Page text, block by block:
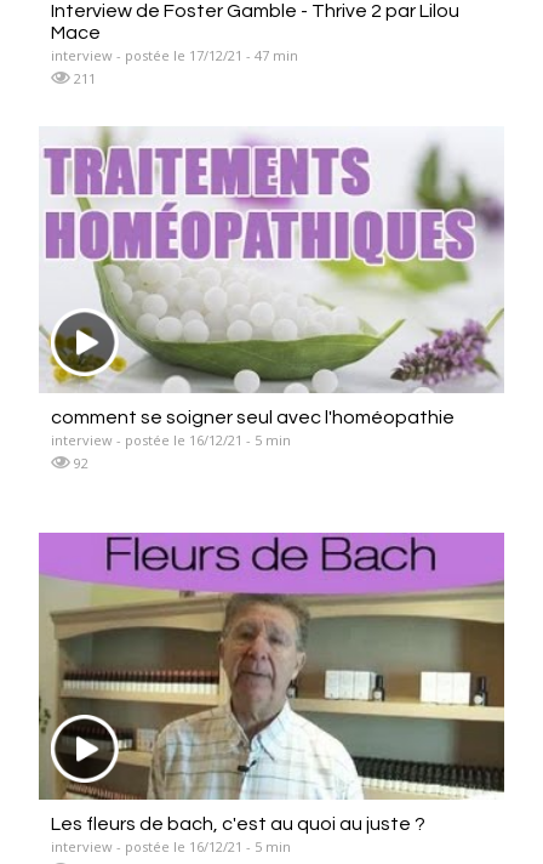
Interview de Foster Gamble - Thrive 2 par Lilou
Mace
interview - postée le 17/12/21 - 47 min
211
comment se soigner seul avec l'homéopathie
interview - postée le 16/12/21 - 5 min
92
Les fleurs de bach, c'est au quoi au juste ?
interview - postée le 16/12/21 - 5 min